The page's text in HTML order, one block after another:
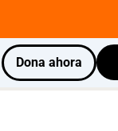
Dona ahora